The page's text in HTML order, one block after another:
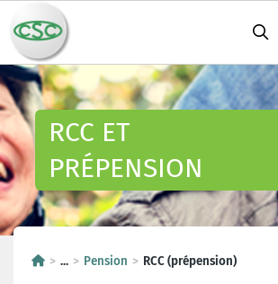
RCC ET
PRÉPENSION
... Pension RCC (prépension)